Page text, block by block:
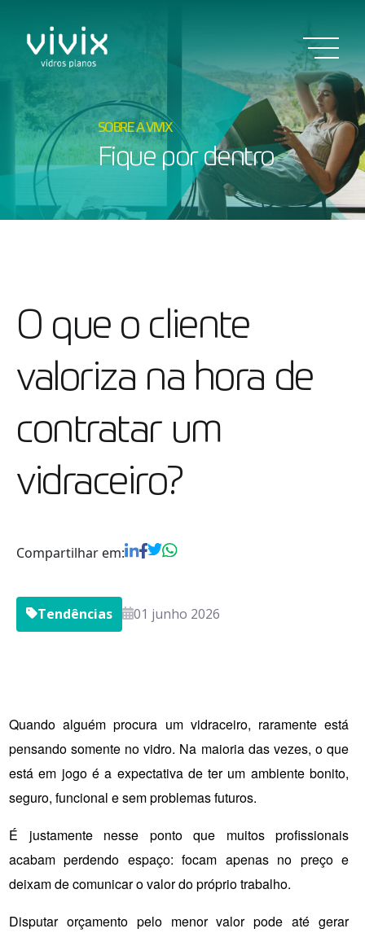
SOBRE A VIVIX
Fique por dentro
O que o cliente
valoriza na hora de
contratar um
vidraceiro?
Compartilhar em:
01 junho 2026
Tendências
Quando alguém procura um vidraceiro, raramente está
pensando somente no vidro. Na maioria das vezes, o que
está em jogo é a expectativa de ter um ambiente bonito,
seguro, funcional e sem problemas futuros.
É justamente nesse ponto que muitos profissionais
acabam perdendo espaço: focam apenas no preço e
deixam de comunicar o valor do próprio trabalho.
Disputar orçamento pelo menor valor pode até gerar